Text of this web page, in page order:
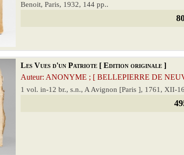
Benoit, Paris, 1932, 144 pp..
Les Vues d'un Patriote [ Edition originale ]
Auteur: ANONYME ; [ BELLEPIERRE DE
1 vol. in-12 br., s.n., A Avignon [Paris ], 1761, XII-